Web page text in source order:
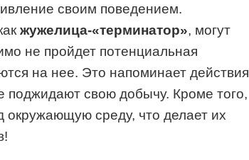
своим поведением.
жужелица-«терминатор», могут
не пройдет потенциальная
на нее. Это напоминает действия
поджидают свою добычу. Кроме того,
окружающую среду, что делает их